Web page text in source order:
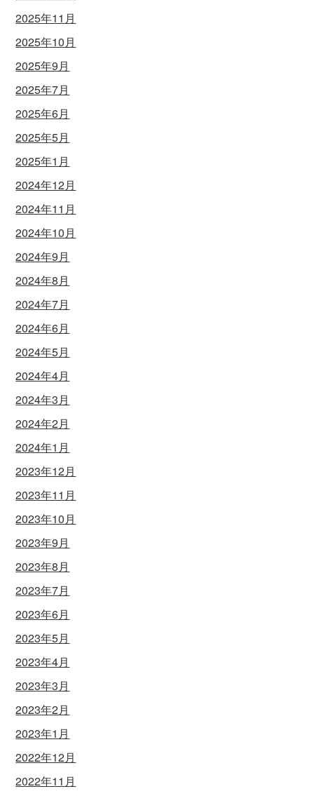
2025年11月
2025年10月
2025年9月
2025年7月
2025年6月
2025年5月
2025年1月
2024年12月
2024年11月
2024年10月
2024年9月
2024年8月
2024年7月
2024年6月
2024年5月
2024年4月
2024年3月
2024年2月
2024年1月
2023年12月
2023年11月
2023年10月
2023年9月
2023年8月
2023年7月
2023年6月
2023年5月
2023年4月
2023年3月
2023年2月
2023年1月
2022年12月
2022年11月